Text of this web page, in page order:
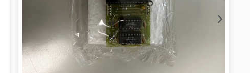
Pantalla Prof 49" Uhd 24/7 500...